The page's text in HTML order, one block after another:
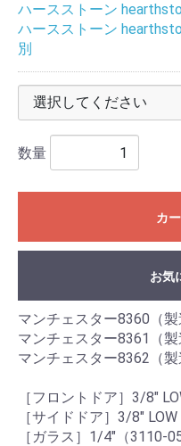
ハースストーン
ハースストーン
別
数量
カ
お気
マンチェスター8360（製
マンチェスター8361（製
マンチェスター8362（製
［フロントドア］3/8"
［サイドドア］3/8"
［ガラス］1/4"（3110-